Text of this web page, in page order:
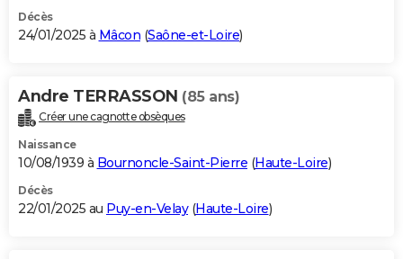
Décès
24/01/2025 à Mâcon (Saône-et-Loire)
Andre TERRASSON (85 ans)
Créer une cagnotte obsèques
Naissance
10/08/1939 à Bournoncle-Saint-Pierre (Haute-Loire)
Décès
22/01/2025 au Puy-en-Velay(Haute-Loire)